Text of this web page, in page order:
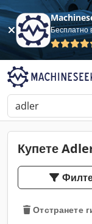
Купете
Отстранете